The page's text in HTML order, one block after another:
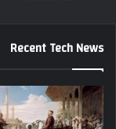
Recent Tech News